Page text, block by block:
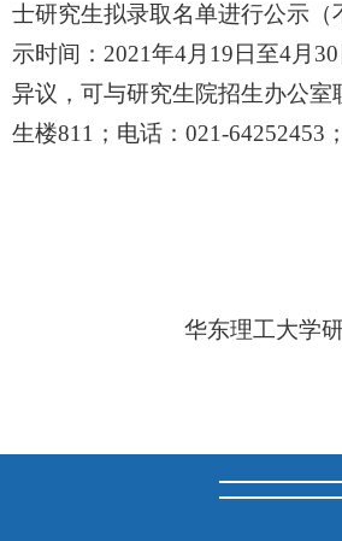
士研究生拟录取名单进行公示（
示时间： 2021年4月 19 日至4月 30
异议，可与研究生院招生办公室
生楼811；电话：021-64252453
华东理工大学